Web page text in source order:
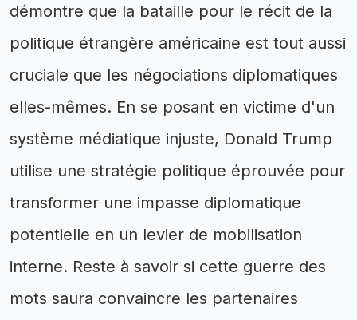
démontre que la bataille pour le récit de la
politique étrangère américaine est tout aussi
cruciale que les négociations diplomatiques
elles-mêmes. En se posant en victime d'un
système médiatique injuste, Donald Trump
utilise une stratégie politique éprouvée pour
transformer une impasse diplomatique
potentielle en un levier de mobilisation
interne. Reste à savoir si cette guerre des
mots saura convaincre les partenaires